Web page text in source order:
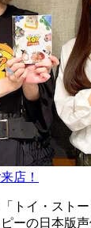
店！
トイ・スト
ーの日本版